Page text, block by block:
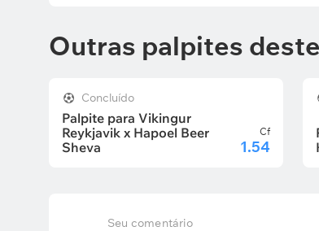
Outras palpites
Concluído
Palpite para Vikingur
Reykjavik x Hapoel Beer
Sheva
Cf
1.54
Seu comentário